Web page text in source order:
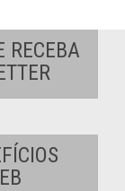
RECEBA